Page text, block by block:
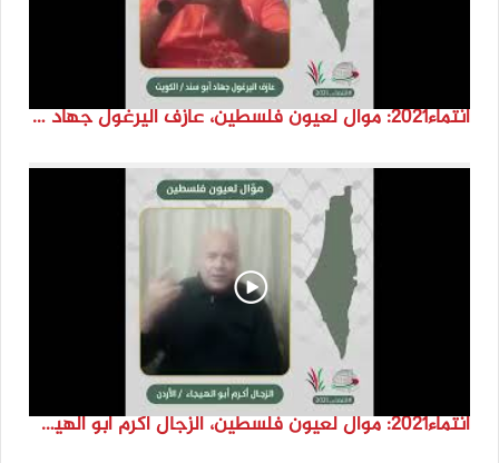
انتماء2021: موال لعيون فلسطين، عازف اليرغول جهاد أبو سند، الكويت
انتماء2021: موال لعيون فلسطين، الزجال أكرم أبو الهيجا، الاردن